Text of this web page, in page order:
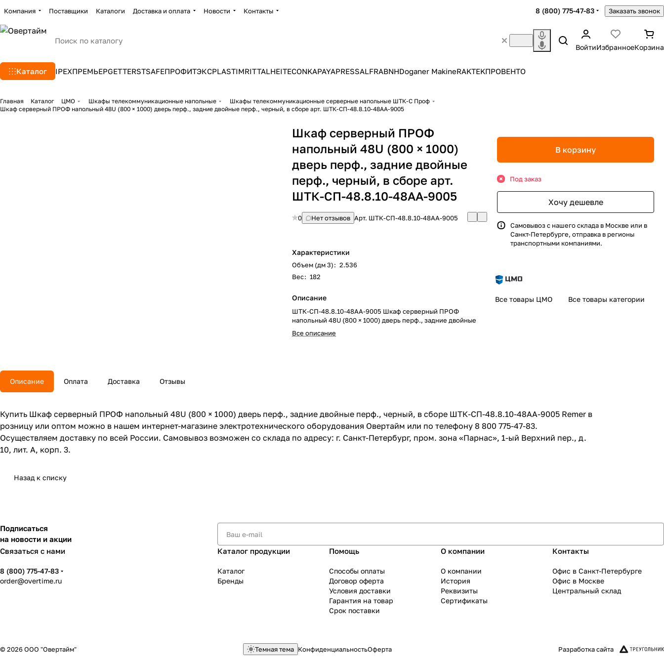
Компания Поставщики Каталоги Доставка и оплата Новости Контакты 8 (800) 775-47-83 Заказать звонок
ВойтиИзбранноеКорзина
Каталог IPEXПРЕМЬЕРGETTERSTSAFEПРОФИТЭКСPLASTIMRITTALHEITECONKAPAYAPRESSALFRABNHDoganer MakineRAKTEKПРОВЕНТО
Главная Каталог ЦМО Шкафы телекоммуникационные напольные
Шкафы телекоммуникационные серверные напольные ШТК-С Проф
Шкаф серверный ПРОФ напольный 48U (800 × 1000) дверь перф., задние двойные перф., черный, в сборе арт. ШТК-СП-48.8.10-48АА-9005
Шкаф серверный ПРОФ
напольный 48U (800 × 1000)
дверь перф., задние двойные
перф., черный, в сборе арт.
ШТК-СП-48.8.10-48АА-9005
0 Нет отзывов Арт. ШТК-СП-48.8.10-48АА-9005
Характеристики
Объем (дм 3): 2.536
Вес: 182
Описание
ШТК-СП-48.8.10-48АА-9005 Шкаф серверный ПРОФ
напольный 48U (800 × 1000) дверь перф., задние двойные
Все описание
В корзину
Под заказ
Хочу дешевле
Самовывоз с нашего склада в Москве или в
Санкт-Петербурге, отправка в регионы
транспортными компаниями.
Все товары ЦМО Все товары категории
Описание Оплата Доставка Отзывы
Купить Шкаф серверный ПРОФ напольный 48U (800 × 1000) дверь перф., задние двойные перф., черный, в сборе ШТК-СП-48.8.10-48АА-9005 Remer в
розницу или оптом можно в нашем интернет-магазине электротехнического оборудования Овертайм или по телефону 8 800 775-47-83.
Осуществляем доставку по всей России. Самовывоз возможен со склада по адресу: г. Санкт-Петербург, пром. зона «Парнас», 1-ый Верхний пер., д.
10, лит. А, корп. 3.
Назад к списку
Подписаться
на новости и акции
Связаться с нами
8 (800) 775-47-83
order@overtime.ru
Каталог продукции
Каталог
Бренды
Помощь
Способы оплаты
Договор оферта
Условия доставки
Гарантия на товар
Срок поставки
О компании
О компании
История
Реквизиты
Сертификаты
Контакты
Офис в Санкт-Петербурге
Офис в Москве
Центральный склад
© 2026 ООО "Овертайм" Темная тема КонфиденциальностьОферта Разработка сайта